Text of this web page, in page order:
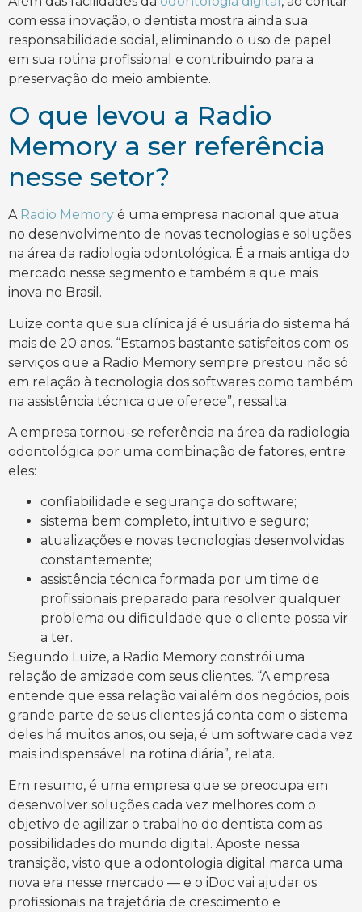
com essa inovação, o dentista mostra ainda sua
responsabilidade social, eliminando o uso de papel
em sua rotina profissional e contribuindo para a
preservação do meio ambiente.
O que levou a Radio
Memory a ser referência
nesse setor?
A Radio Memory é uma empresa nacional que atua
no desenvolvimento de novas tecnologias e soluções
na área da radiologia odontológica. É a mais antiga do
mercado nesse segmento e também a que mais
inova no Brasil.
Luize conta que sua clínica já é usuária do sistema há
mais de 20 anos. “Estamos bastante satisfeitos com os
serviços que a Radio Memory sempre prestou não só
em relação à tecnologia dos softwares como também
na assistência técnica que oferece”, ressalta.
A empresa tornou-se referência na área da radiologia
odontológica por uma combinação de fatores, entre
eles:
confiabilidade e segurança do software;
sistema bem completo, intuitivo e seguro;
atualizações e novas tecnologias desenvolvidas
constantemente;
assistência técnica formada por um time de
profissionais preparado para resolver qualquer
problema ou dificuldade que o cliente possa vir
a ter.
Segundo Luize, a Radio Memory constrói uma
relação de amizade com seus clientes. “A empresa
entende que essa relação vai além dos negócios, pois
grande parte de seus clientes já conta com o sistema
deles há muitos anos, ou seja, é um software cada vez
mais indispensável na rotina diária”, relata.
Em resumo, é uma empresa que se preocupa em
desenvolver soluções cada vez melhores com o
objetivo de agilizar o trabalho do dentista com as
possibilidades do mundo digital. Aposte nessa
transição, visto que a odontologia digital marca uma
nova era nesse mercado — e o iDoc vai ajudar os
profissionais na trajetória de crescimento e